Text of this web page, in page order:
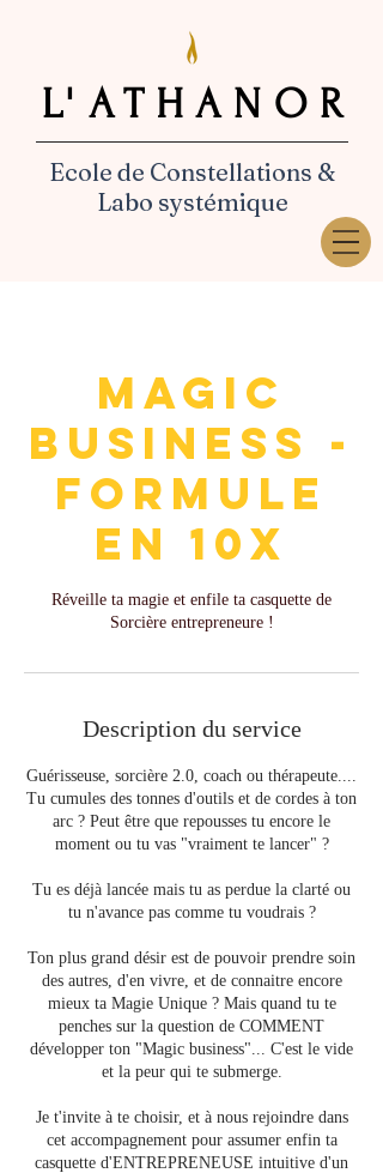
L'ATHANOR
L'ATHANOR
Ecole de Constellations &
Labo systémique
MAGIC
BUSINESS -
formule
en 10x
Réveille ta magie et enfile ta casquette de
Sorcière entrepreneure !
Description du service
Guérisseuse, sorcière 2.0, coach ou thérapeute....
Tu cumules des tonnes d'outils et de cordes à ton
arc ? Peut être que repousses tu encore le
moment ou tu vas "vraiment te lancer" ?
Tu es déjà lancée mais tu as perdue la clarté ou
tu n'avance pas comme tu voudrais ?
Ton plus grand désir est de pouvoir prendre soin
des autres, d'en vivre, et de connaitre encore
mieux ta Magie Unique ? Mais quand tu te
penches sur la question de COMMENT
développer ton "Magic business"... C'est le vide
et la peur qui te submerge.
Je t'invite à te choisir, et à nous rejoindre dans
cet accompagnement pour assumer enfin ta
casquette d'ENTREPRENEUSE intuitive d'un